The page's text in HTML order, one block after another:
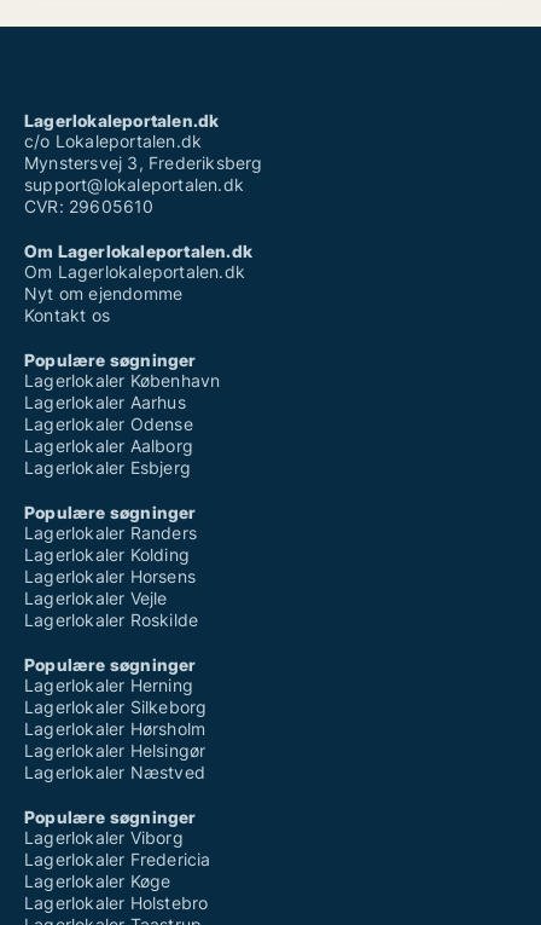
Lagerlokaleportalen.dk
c/o Lokaleportalen.dk
Mynstersvej 3, Frederiksberg
support@lokaleportalen.dk
CVR: 29605610
Om Lagerlokaleportalen.dk
Om Lagerlokaleportalen.dk
Nyt om ejendomme
Kontakt os
Populære søgninger
Lagerlokaler København
Lagerlokaler Aarhus
Lagerlokaler Odense
Lagerlokaler Aalborg
Lagerlokaler Esbjerg
Populære søgninger
Lagerlokaler Randers
Lagerlokaler Kolding
Lagerlokaler Horsens
Lagerlokaler Vejle
Lagerlokaler Roskilde
Populære søgninger
Lagerlokaler Herning
Lagerlokaler Silkeborg
Lagerlokaler Hørsholm
Lagerlokaler Helsingør
Lagerlokaler Næstved
Populære søgninger
Lagerlokaler Viborg
Lagerlokaler Fredericia
Lagerlokaler Køge
Lagerlokaler Holstebro